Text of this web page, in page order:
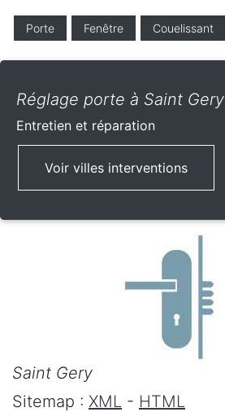
Porte Fenêtre Couelissant
Réglage porte à Saint Gery
Entretien et réparation
Voir villes interventions
Saint Gery
Sitemap : XML - HTML